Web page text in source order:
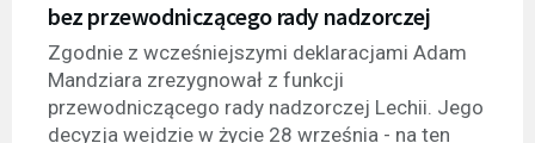
bez przewodniczącego rady nadzorczej
Zgodnie z wcześniejszymi deklaracjami Adam
Mandziara zrezygnował z funkcji
przewodniczącego rady nadzorczej Lechii. Jego
decyzja wejdzie w życie 28 września - na ten